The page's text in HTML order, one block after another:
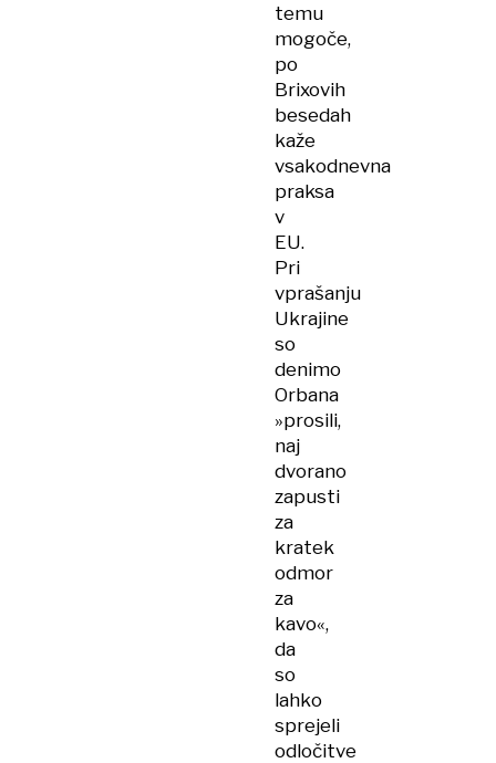
temu
mogoče,
po
Brixovih
besedah
kaže
vsakodnevna
praksa
v
EU.
Pri
vprašanju
Ukrajine
so
denimo
Orbana
»prosili,
naj
dvorano
zapusti
za
kratek
odmor
za
kavo«,
da
so
lahko
sprejeli
odločitve